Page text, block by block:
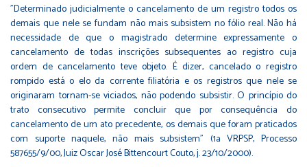
"Determinado judicialmente o cancelamento de um registro todos os
demais que nele se fundam não mais subsistem no fólio real. Não há
necessidade de que o magistrado determine expressamente o
cancelamento de todas inscrições subsequentes ao registro cuja
ordem de cancelamento teve objeto. É dizer, cancelado o registro
rompido está o elo da corrente filiatória e os registros que nele se
originaram tornam-se viciados, não podendo subsistir. O princípio do
trato consecutivo permite concluir que por consequência do
cancelamento de um ato precedente, os demais que foram praticados
com suporte naquele, não mais subsistem" (1a VRPSP, Processo
587655/9/00, Juiz Oscar José Bittencourt Couto, j. 23/10/2000).